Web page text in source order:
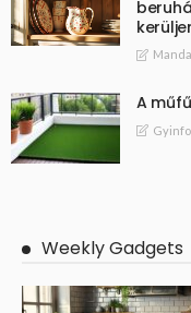
A
Gyinfo
Weekly Gadgets